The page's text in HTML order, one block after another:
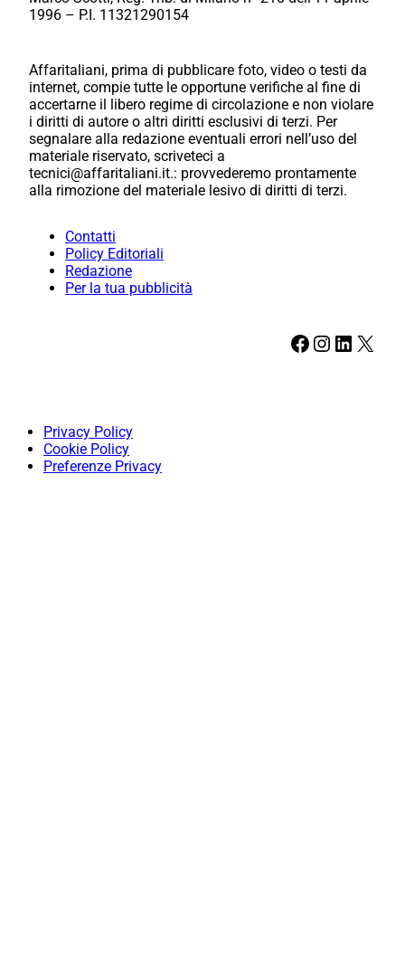
1996 – P.I. 11321290154
Affaritaliani, prima di pubblicare foto, video o testi da
internet, compie tutte le opportune verifiche al fine di
accertarne il libero regime di circolazione e non violare
i diritti di autore o altri diritti esclusivi di terzi. Per
segnalare alla redazione eventuali errori nell’uso del
materiale riservato, scriveteci a
tecnici@affaritaliani.it.: provvederemo prontamente
alla rimozione del materiale lesivo di diritti di terzi.
Contatti
Policy Editoriali
Redazione
Per la tua pubblicità
Facebook Instagram LinkedIn X
Privacy Policy
Cookie Policy
Preferenze Privacy